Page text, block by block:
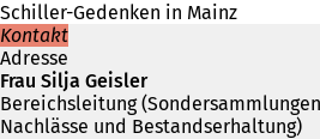
Schiller-Gedenken in Mainz
Kontakt
Adresse
Frau Silja Geisler
Bereichsleitung
Nachlässe und Bestandserhaltung)